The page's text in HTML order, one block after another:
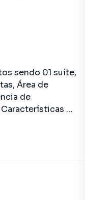
sendo 01 suíte,
Área de
de
do
contato com